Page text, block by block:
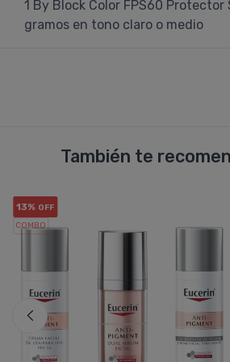
1 By Block Color FPS60 Protector
gramos en tono claro o medio
También te
13% OFF
COMBO